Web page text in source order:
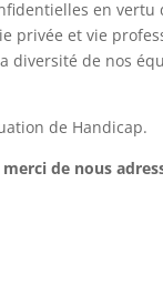
en vertu
privée et vie
diversité de nos
de Handicap.
de nous